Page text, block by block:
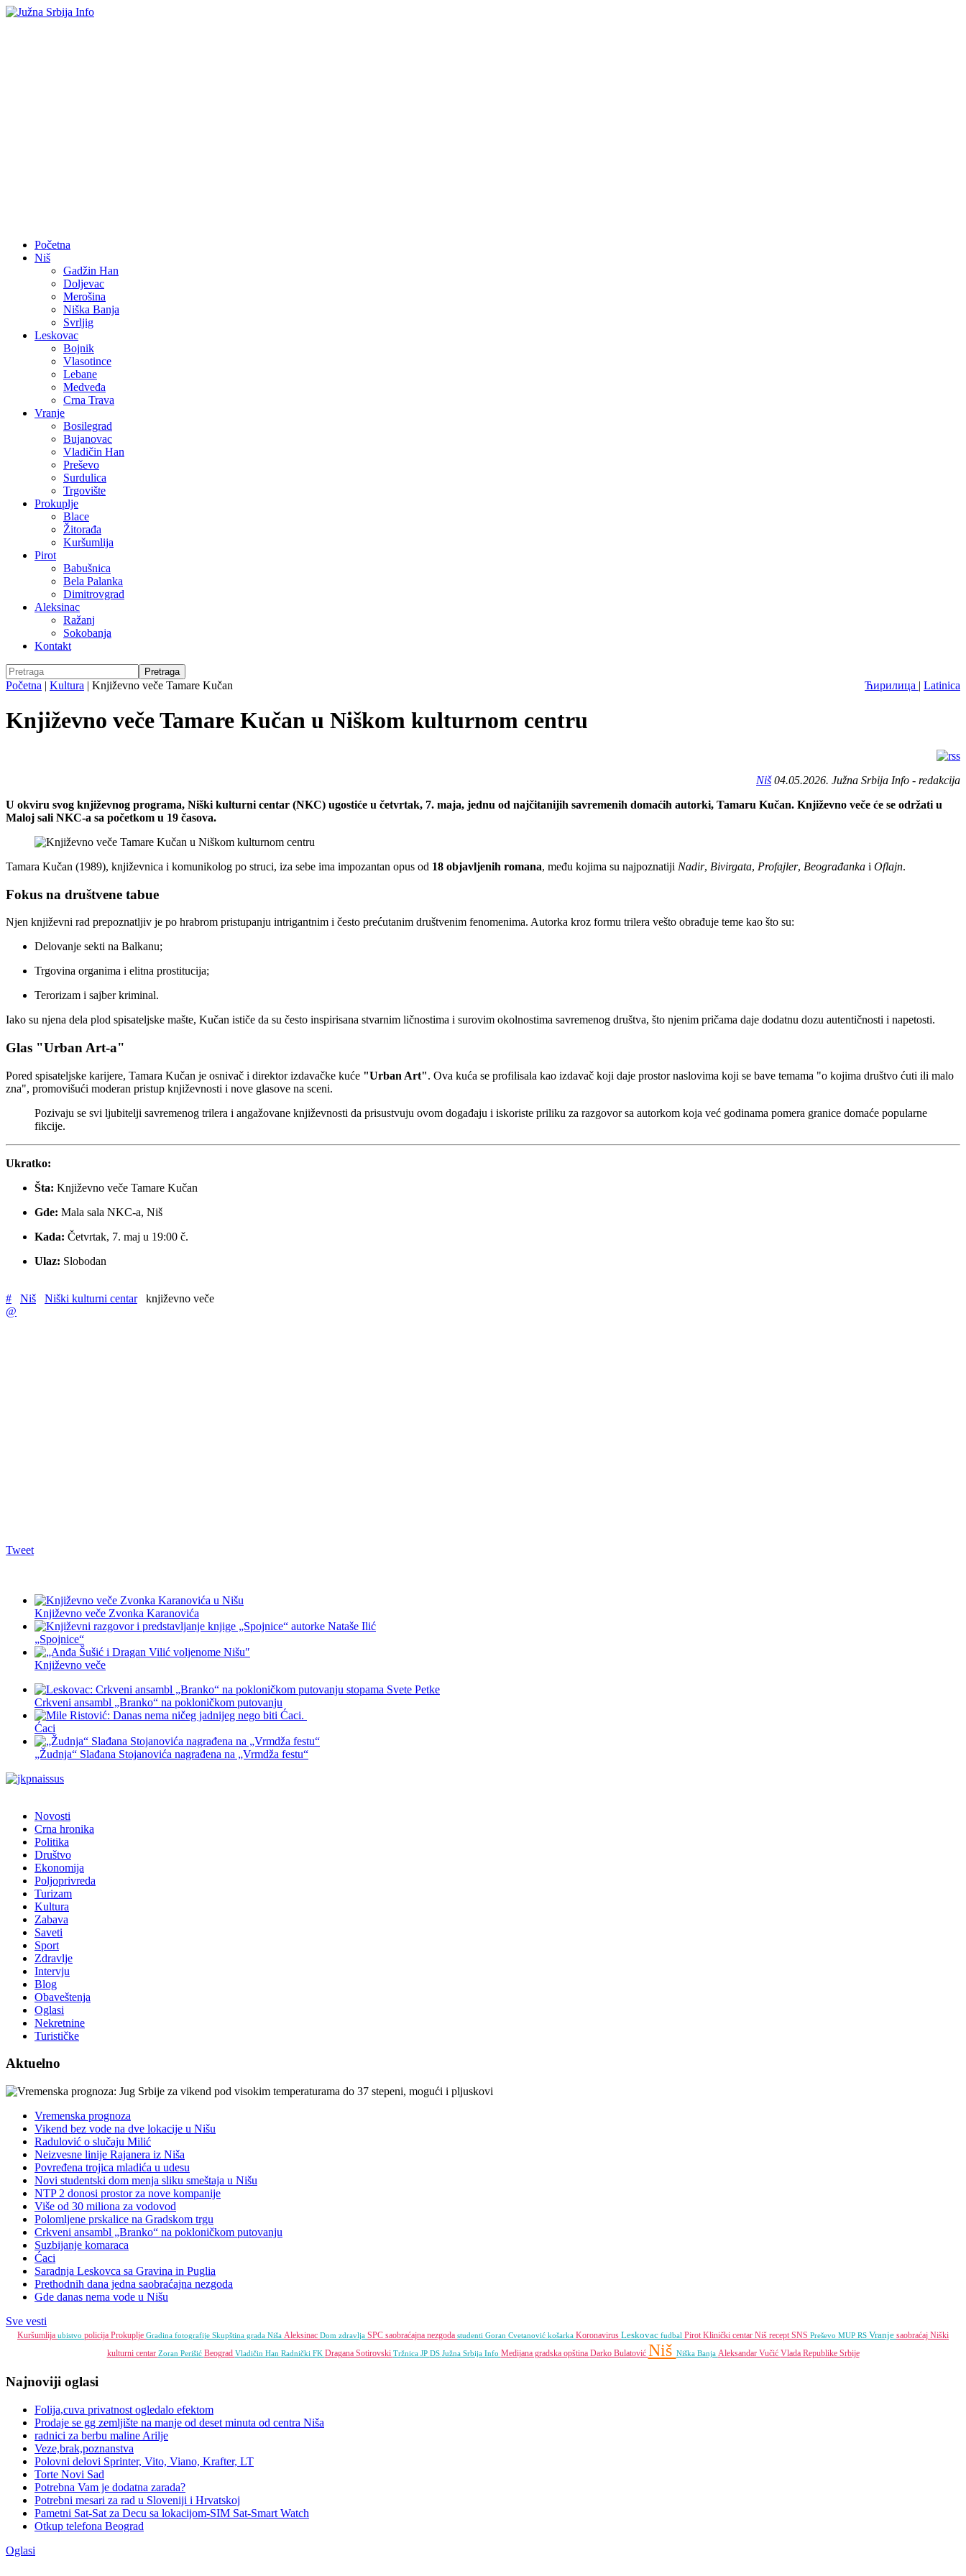
Početna
Niš
Gadžin Han
Doljevac
Merošina
Niška Banja
Svrljig
Leskovac
Bojnik
Vlasotince
Lebane
Medveđa
Crna Trava
Vranje
Bosilegrad
Bujanovac
Vladičin Han
Preševo
Surdulica
Trgovište
Prokuplje
Blace
Žitorađa
Kuršumlija
Pirot
Babušnica
Bela Palanka
Dimitrovgrad
Aleksinac
Ražanj
Sokobanja
Kontakt
Ћирилица | Latinica
Početna | Kultura | Književno veče Tamare Kučan
Književno veče Tamare Kučan u Niškom kulturnom centru
Niš04.05.2026. Južna Srbija Info - redakcija
U okviru svog književnog programa, Niški kulturni centar (NKC) ugostiće u četvrtak, 7. maja, jednu od najčitanijih savremenih domaćih autorki, Tamaru Kučan. Književno veče će se održati u
Maloj sali NKC-a sa početkom u 19 časova.
Tamara Kučan (1989), književnica i komunikolog po struci, iza sebe ima impozantan opus od 18 objavljenih romana, među kojima su najpoznatiji Nadir, Bivirgata, Profajler, Beograđanka i Oflajn.
Fokus na društvene tabue
Njen književni rad prepoznatljiv je po hrabrom pristupanju intrigantnim i često prećutanim društvenim fenomenima. Autorka kroz formu trilera vešto obrađuje teme kao što su:
Delovanje sekti na Balkanu;
Trgovina organima i elitna prostitucija;
Terorizam i sajber kriminal.
Iako su njena dela plod spisateljske mašte, Kučan ističe da su često inspirisana stvarnim ličnostima i surovim okolnostima savremenog društva, što njenim pričama daje dodatnu dozu autentičnosti i napetosti.
Glas "Urban Art-a"
Pored spisateljske karijere, Tamara Kučan je osnivač i direktor izdavačke kuće "Urban Art". Ova kuća se profilisala kao izdavač koji daje prostor naslovima koji se bave temama "o kojima društvo ćuti ili malo
zna", promovišući moderan pristup književnosti i nove glasove na sceni.
Pozivaju se svi ljubitelji savremenog trilera i angažovane književnosti da prisustvuju ovom događaju i iskoriste priliku za razgovor sa autorkom koja već godinama pomera granice domaće popularne
fikcije.
Ukratko:
Šta: Književno veče Tamare Kučan
Gde: Mala sala NKC-a, Niš
Kada: Četvrtak, 7. maj u 19:00 č.
Ulaz: Slobodan
# Niš Niški kulturni centar
književno veče
@
Tweet
Književno veče Zvonka Karanovića
„Spojnice“
Književno veče
Crkveni ansambl „Branko“ na pokloničkom putovanju
Ćaci
„Žudnja“ Slađana Stojanovića nagrađena na „Vrmdža festu“
Novosti
Crna hronika
Politika
Društvo
Ekonomija
Poljoprivreda
Turizam
Kultura
Zabava
Saveti
Sport
Zdravlje
Intervju
Blog
Obaveštenja
Oglasi
Nekretnine
Turističke
Aktuelno
Vremenska prognoza
Vikend bez vode na dve lokacije u Nišu
Radulović o slučaju Milić
Neizvesne linije Rajanera iz Niša
Povređena trojica mladića u udesu
Novi studentski dom menja sliku smeštaja u Nišu
NTP 2 donosi prostor za nove kompanije
Više od 30 miliona za vodovod
Polomljene prskalice na Gradskom trgu
Crkveni ansambl „Branko“ na pokloničkom putovanju
Suzbijanje komaraca
Ćaci
Saradnja Leskovca sa Gravina in Puglia
Prethodnih dana jedna saobraćajna nezgoda
Gde danas nema vode u Nišu
Sve vesti
Kuršumlija ubistvo policija Prokuplje Gradina fotografije Skupština grada Niša Aleksinac Dom zdravlja SPC saobraćajna nezgoda studenti Goran Cvetanović košarka Koronavirus Leskovac fudbal PirotKlinički centar Niš receptSNS Preševo MUP RS Vranje saobraćaj Niški
kulturni centar Zoran Perišić Beograd Vladičin Han Radnički FK Dragana Sotirovski Tržnica JP DS Južna Srbija Info Medijana gradska opština Darko Bulatović Niš Niška Banja Aleksandar Vučić Vlada Republike Srbije
Najnoviji oglasi
Folija,cuva privatnost ogledalo efektom
Prodaje se gg zemljište na manje od deset minuta od centra Niša
radnici za berbu maline Arilje
Veze,brak,poznanstva
Polovni delovi Sprinter, Vito, Viano, Krafter, LT
Torte Novi Sad
Potrebna Vam je dodatna zarada?
Potrebni mesari za rad u Sloveniji i Hrvatskoj
Pametni Sat-Sat za Decu sa lokacijom-SIM Sat-Smart Watch
Otkup telefona Beograd
Oglasi